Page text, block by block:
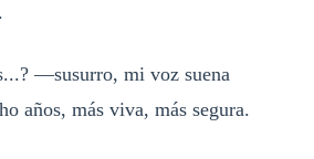
—susurro, mi voz suena
años, más viva, más segura.